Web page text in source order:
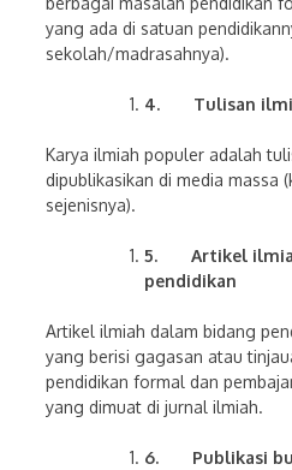
yang ada di satuan
sekolah/madrasahnya).
4. Tulisan
Karya ilmiah populer adalah
dipublikasikan di media massa
sejenisnya).
5.Artikel
pendidikan
Artikel ilmiah dalam bidang
yang berisi gagasan atau
pendidikan formal dan
yang dimuat di jurnal ilmiah.
6. Publikasi